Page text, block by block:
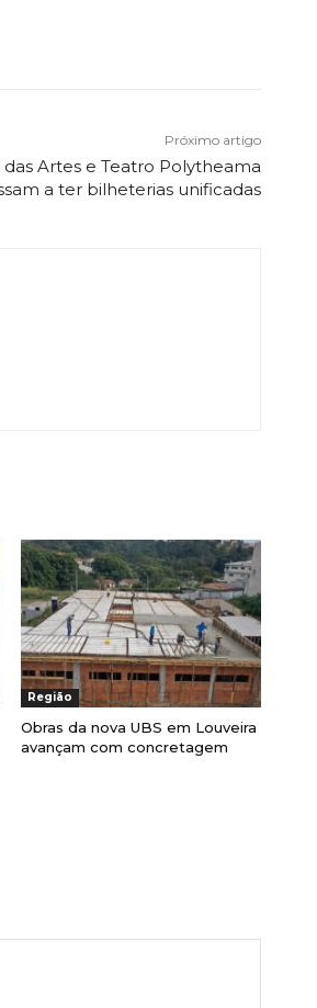
Próximo artigo
Artes e Teatro Polytheama
a ter bilheterias unificadas
Região
Obras da nova UBS em Louveira
avançam com concretagem